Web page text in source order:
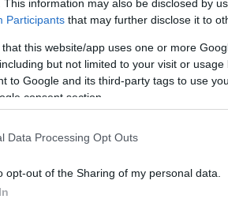
This information may also be disclosed by
Participants that may further disclose it to
that this website/app uses one or more
but not limited to your visit or
to Google and its third-party tags to use
consent section.
Data Processing Opt Outs
opt-out of the Sharing of my personal data.
wiemy?
crossoverem,
Kona
na poziomie Volkswagena. W ten
z modelem T-Roc, a Bayon stanie
konkurencję będzie miał